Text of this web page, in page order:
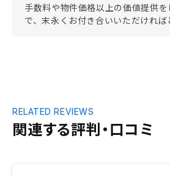
手数料や物件価格以上の価値提供
で、末永くお付き合いいただければ
関連する評判・口コミ
RELATED REVIEWS